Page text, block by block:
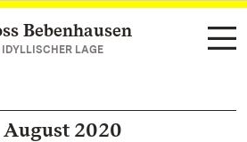
Bebenhausen
LAGE
August 2020